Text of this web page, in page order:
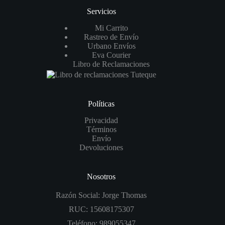
Servicios
Mi Carrito
Rastreo de Envío
Urbano Envíos
Eva Courier
Libro de Reclamaciones
Políticas
Privacidad
Términos
Envío
Devoluciones
Nosotros
Razón Social: Jorge Thomas
RUC: 15608175307